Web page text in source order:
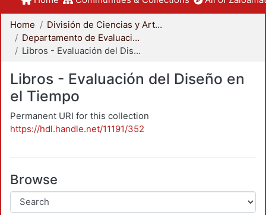
Home
División de Ciencias y Artes para el Diseño
Departamento de Evaluación del Diseño en el Tiempo
Libros - Evaluación del Diseño en el Tiempo
Libros - Evaluación del Diseño en
el Tiempo
Permanent URI for this collection
https://hdl.handle.net/11191/352
Browse